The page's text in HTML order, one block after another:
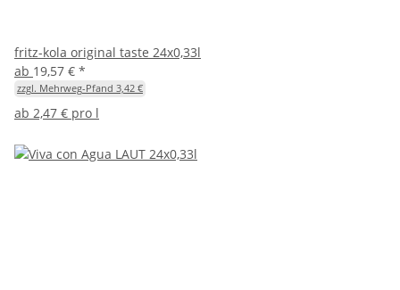
fritz-kola original taste 24x0,33l
ab 19,57 € *
zzgl. Mehrweg-Pfand 3,42 €
ab 2,47 € pro l